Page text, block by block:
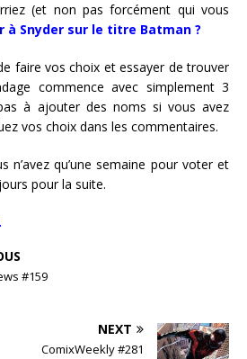
(et non pas forcément qui vous
à Snyder sur le titre Batman ?
faire vos choix et essayer de trouver
commence avec simplement 3
à ajouter des noms si vous avez
vos choix dans les commentaires.
n’avez qu’une semaine pour voter et
pour la suite.
#159
NEXT
ComixWeekly #281